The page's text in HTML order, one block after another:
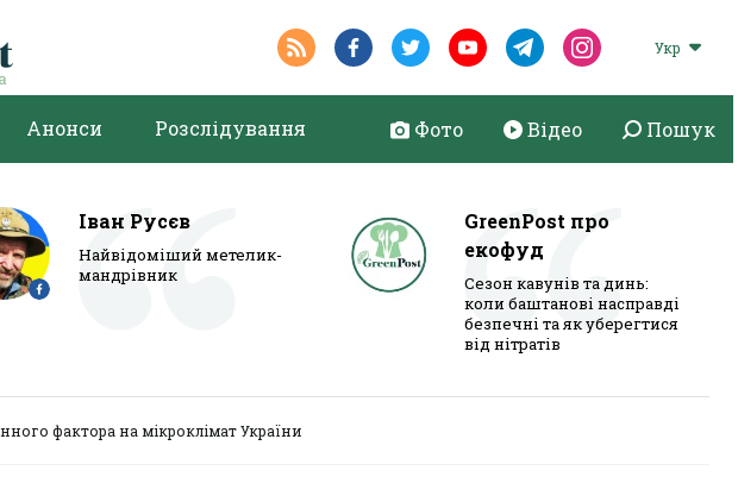
Укр
Анонси Розслідування Фото Відео Пошук
Іван Русєв
Найвідоміший метелик-
мандрівник
GreenPost про
екофуд
Сезон кавунів та динь:
коли баштанові насправді
безпечні та як уберегтися
від нітратів
фактора на мікроклімат України